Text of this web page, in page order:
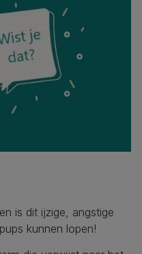
is dit ijzige, angstige
kunnen lopen!